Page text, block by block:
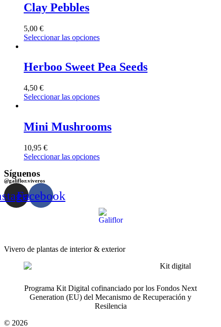
Clay Pebbles
5,00 €
Seleccionar las opciones
Herboo Sweet Pea Seeds
4,50 €
Seleccionar las opciones
Mini Mushrooms
10,95 €
Seleccionar las opciones
Síguenos
@galiflor.viveros
Facebook
Vivero de plantas de interior & exterior
Programa Kit Digital cofinanciado por los Fondos Next
Generation (EU) del Mecanismo de Recuperación y
Resilencia
© 2026